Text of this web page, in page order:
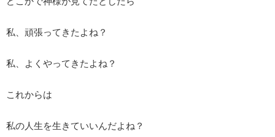
私、頑張ってきたよね？
私、よくやってきたよね？
これからは
私の人生を生きていいんだよね？